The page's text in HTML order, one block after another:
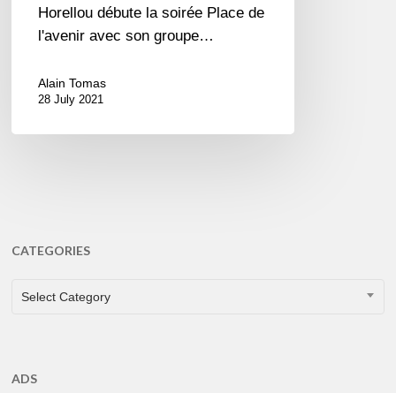
Horellou débute la soirée Place de
l'avenir avec son groupe…
Alain Tomas
28 July 2021
CATEGORIES
CATEGORIES
Select Category
ADS